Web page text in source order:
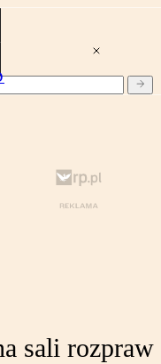
sali rozpraw